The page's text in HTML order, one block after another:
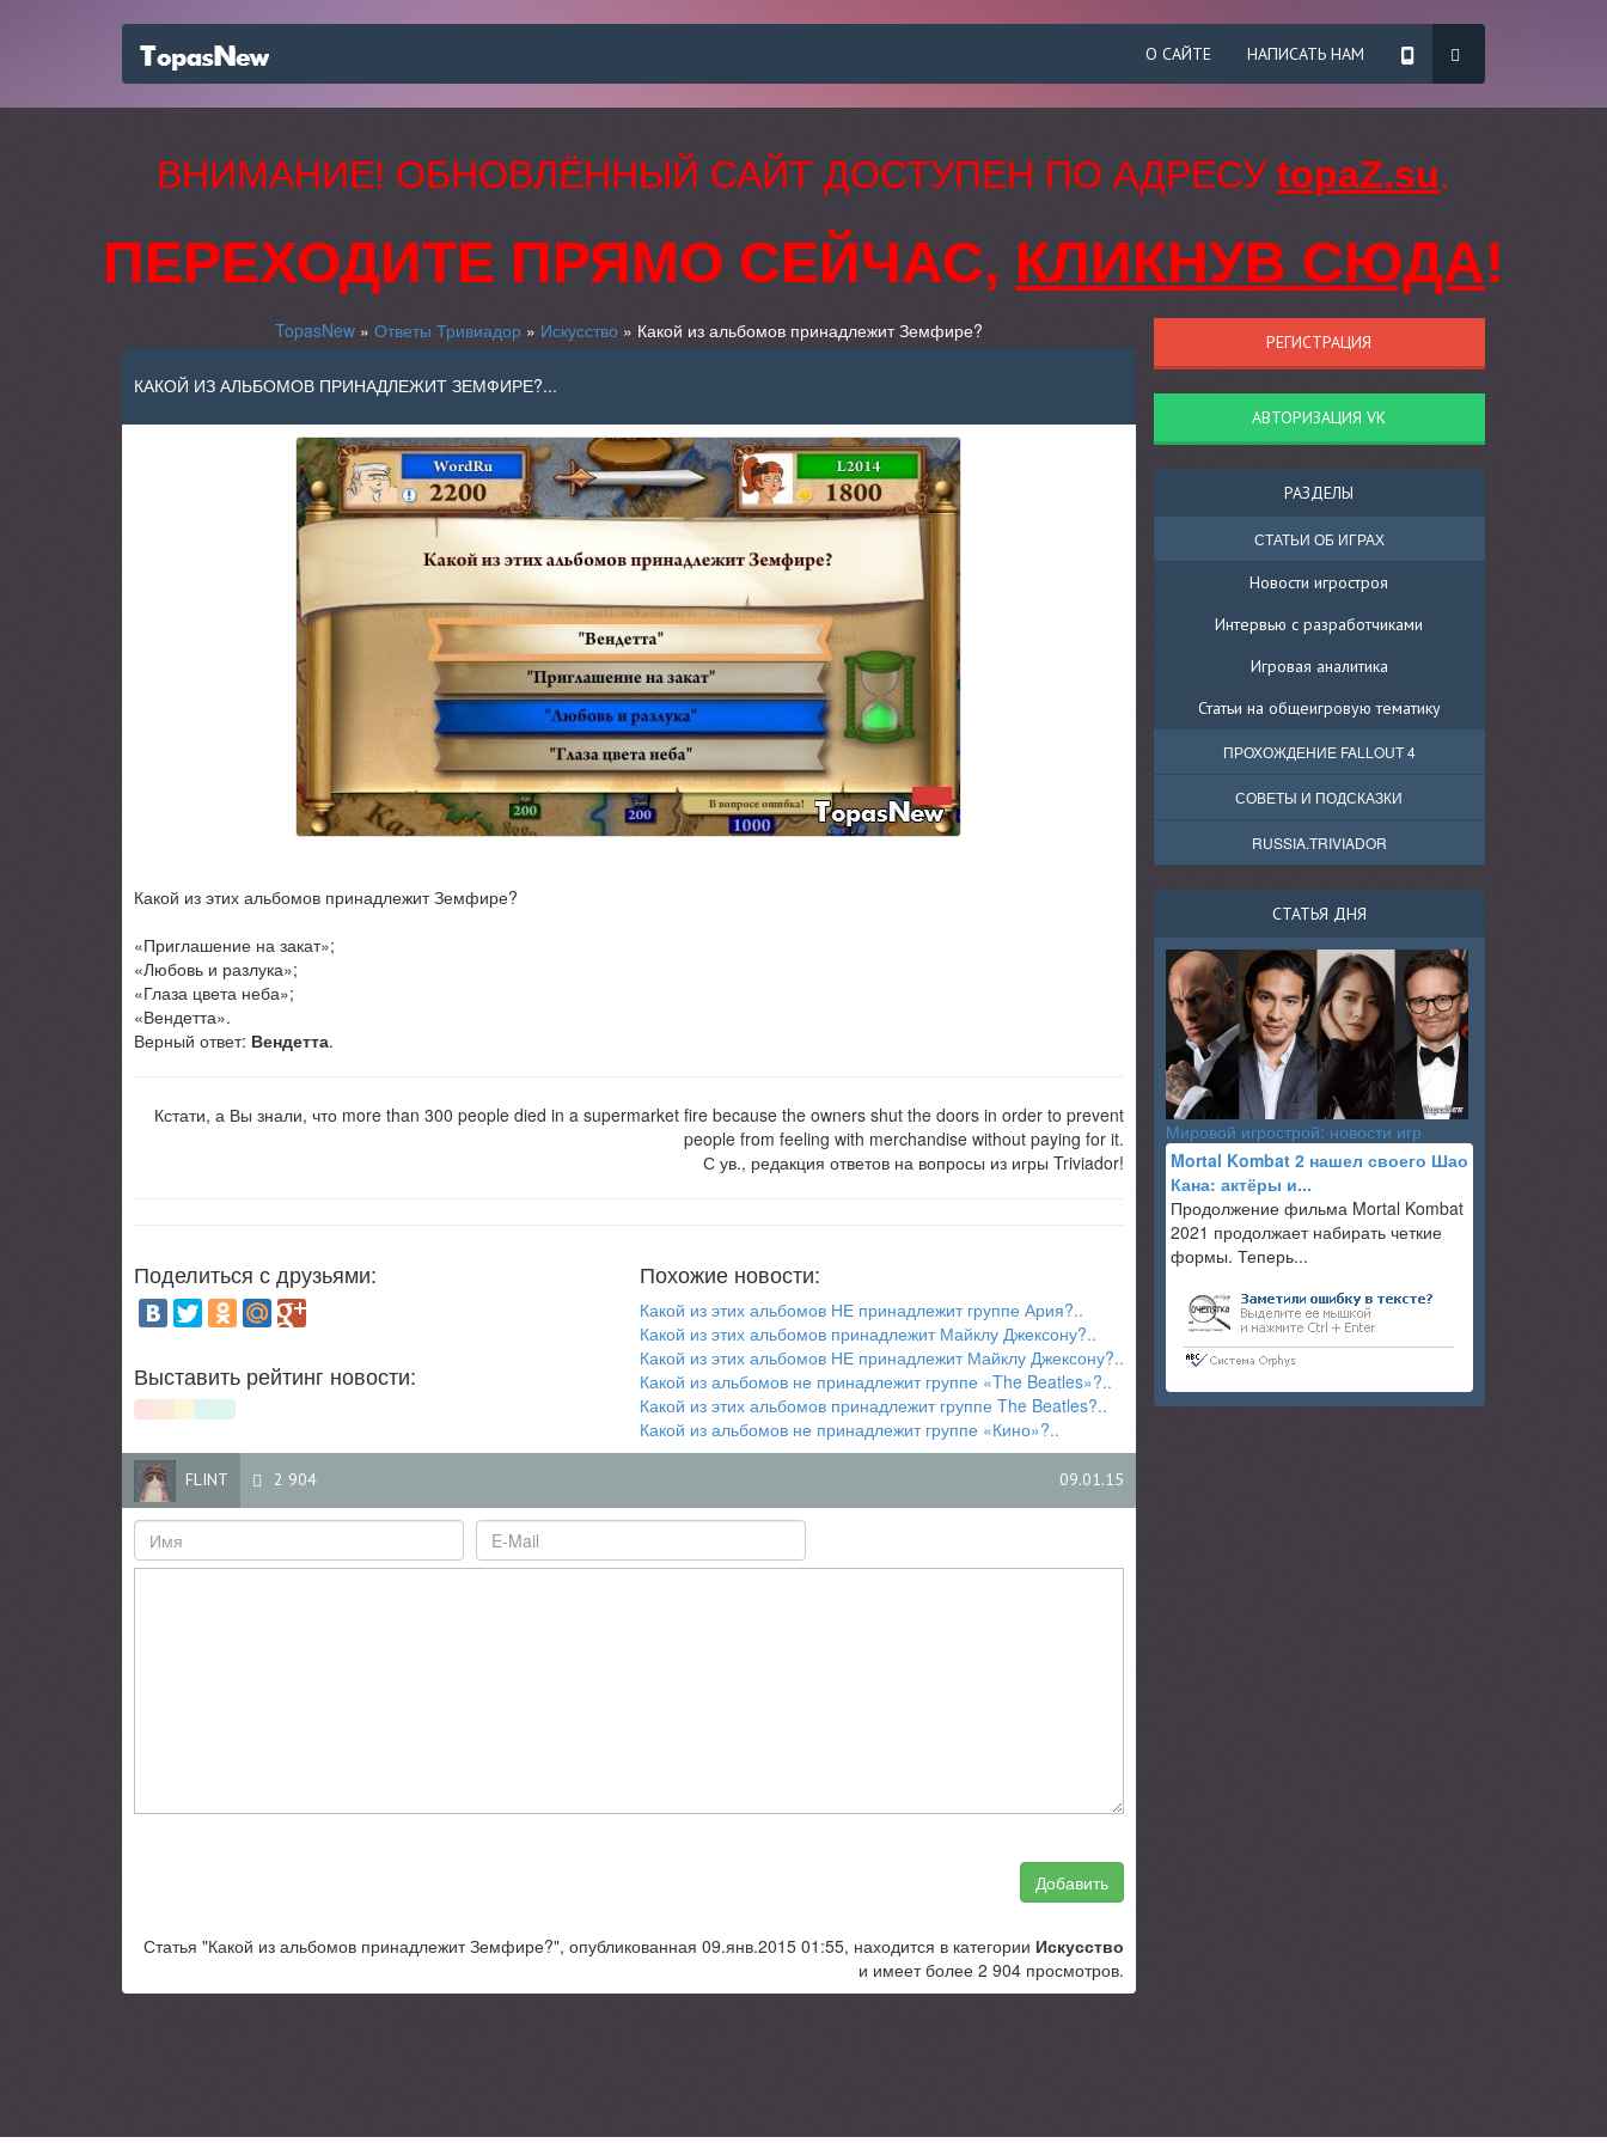
О САЙТЕ НАПИСАТЬ НАМ
ВНИМАНИЕ! ОБНОВЛЁННЫЙ САЙТ ДОСТУПЕН ПО АДРЕСУ topaZ.su.
ПЕРЕХОДИТЕ ПРЯМО СЕЙЧАС, КЛИКНУВ СЮДА!
TopasNew» Ответы Тривиадор » Искусство » Какой из альбомов принадлежит Земфире?
КАКОЙ ИЗ АЛЬБОМОВ ПРИНАДЛЕЖИТ ЗЕМФИРЕ?...
Какой из этих альбомов принадлежит Земфире?
«Приглашение на закат»;
«Любовь и разлука»;
«Глаза цвета неба»;
«Вендетта».
Верный ответ: Вендетта.
Кстати, а Вы знали, что more than 300 people died in a supermarket fire because the owners shut the doors in order to prevent
people from feeling with merchandise without paying for it.
С ув., редакция ответов на вопросы из игры Triviador!
Поделиться с друзьями:
Выставить рейтинг новости:
Похожие новости:
Какой из этих альбомов НЕ принадлежит группе Ария?..
Какой из этих альбомов принадлежит Майклу Джексону?..
Какой из этих альбомов НЕ принадлежит Майклу Джексону?..
Какой из альбомов не принадлежит группе «The Beatles»?..
Какой из этих альбомов принадлежит группе The Beatles?..
Какой из альбомов не принадлежит группе «Кино»?..
FLINT 2 904 09.01.15
Добавить
Статья "Какой из альбомов принадлежит Земфире?", опубликованная 09.янв.2015 01:55, находится в категории Искусство
и имеет более 2 904 просмотров.
РЕГИСТРАЦИЯ
АВТОРИЗАЦИЯ VK
РАЗДЕЛЫ
СТАТЬИ ОБ ИГРАХ
Новости игростроя
Интервью с разработчиками
Игровая аналитика
Статьи на общеигровую тематику
ПРОХОЖДЕНИЕ FALLOUT 4
СОВЕТЫ И ПОДСКАЗКИ
RUSSIA.TRIVIADOR
СТАТЬЯ ДНЯ
Мировой игрострой: новости игр
Mortal Kombat 2 нашел своего Шао
Кана: актёры и...
Продолжение фильма Mortal Kombat
2021 продолжает набирать четкие
формы. Теперь...